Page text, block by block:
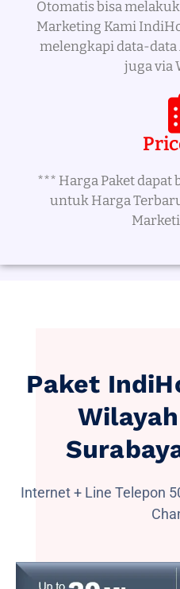
Otomatis bisa
Marketing Kami
melengkapi data-
juga via
*** Harga Paket
untuk Harga
Paket
Internet + Line Telepon